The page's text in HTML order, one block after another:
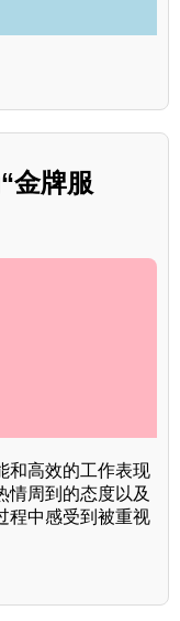
金牌服
和高效的工作表现
情周到的态度以及
程中感受到被重视